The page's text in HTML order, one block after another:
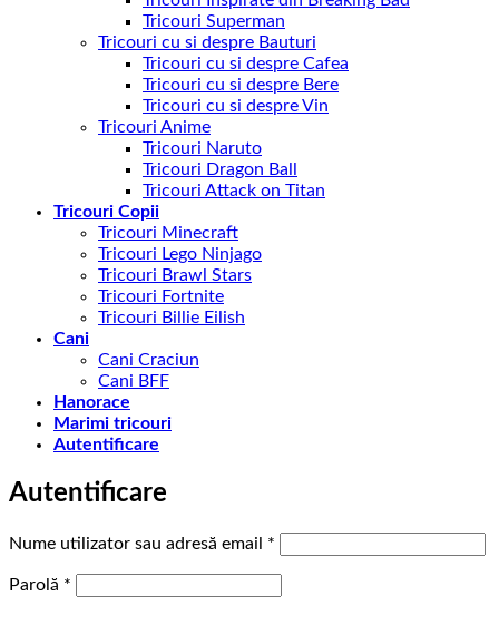
Tricouri Superman
Tricouri cu si despre Bauturi
Tricouri cu si despre Cafea
Tricouri cu si despre Bere
Tricouri cu si despre Vin
Tricouri Anime
Tricouri Naruto
Tricouri Dragon Ball
Tricouri Attack on Titan
Tricouri Copii
Tricouri Minecraft
Tricouri Lego Ninjago
Tricouri Brawl Stars
Tricouri Fortnite
Tricouri Billie Eilish
Cani
Cani Craciun
Cani BFF
Hanorace
Marimi tricouri
Autentificare
Autentificare
Nume utilizator sau adresă email *
Parolă *